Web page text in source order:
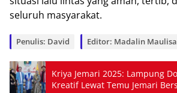
seluruh masyarakat.
Penulis: David Editor: Madalin Maulisa
Kriya Jemari 2025: Lampung
Kreatif Lewat Temu Jemari